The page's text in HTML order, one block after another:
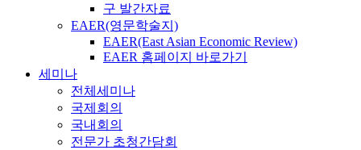
구 발간자료
EAER(영문학술지)
EAER(East Asian Economic Review)
EAER 홈페이지 바로가기
세미나
전체세미나
국제회의
국내회의
전문가 초청간담회